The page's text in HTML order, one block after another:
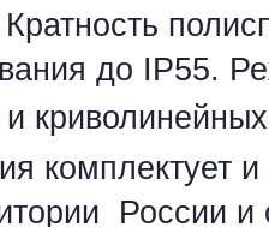
до IP55.
комплектует и
России